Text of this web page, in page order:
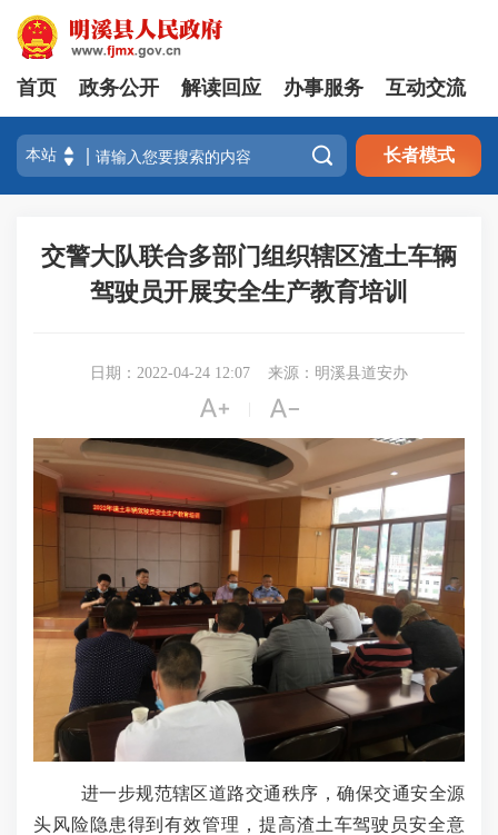
首页 政务公开 解读回应 办事服务 互动交流
 长者模式
交警大队联合多部门组织辖区渣土车辆
驾驶员开展安全生产教育培训
日期：2022-04-24 12:07 来源：明溪县道安办
 
进一步规范辖区道路交通秩序，确保交通安全源
头风险隐患得到有效管理，提高渣土车驾驶员安全意